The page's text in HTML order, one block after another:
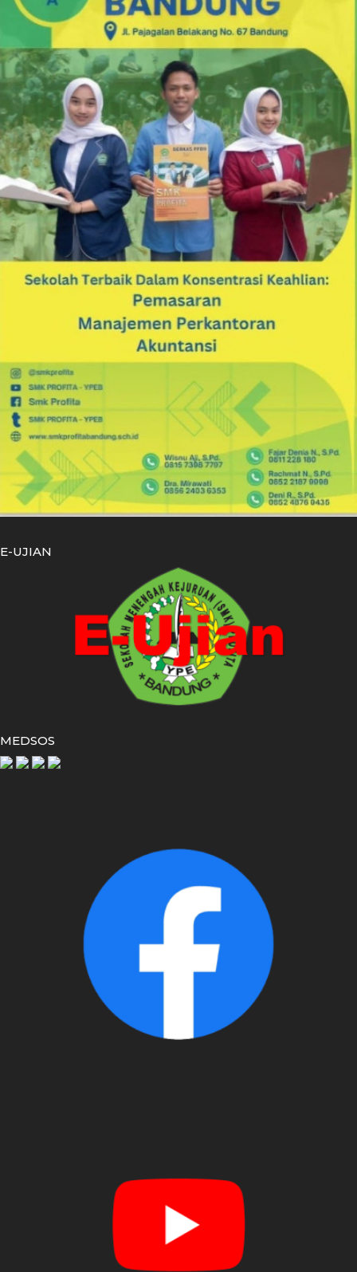
E-UJIAN
MEDSOS